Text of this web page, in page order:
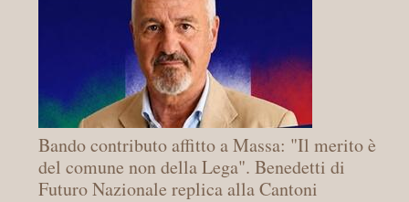
Bando contributo affitto a Massa: "Il merito è
del comune non della Lega". Benedetti di
Futuro Nazionale replica alla Cantoni